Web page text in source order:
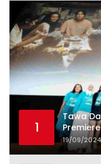
1
Tawa
19/09/2024